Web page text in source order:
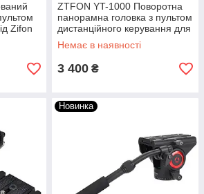
Zifon
ZTFON YT-1000 Поворотна
панорамна головка з пультом
дистанційного керування для
камери та смартфона
Немає в наявності
3 400 ₴
Новинка